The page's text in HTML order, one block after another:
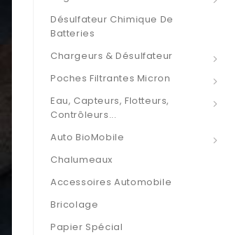
Désulfateur Chimique De
Batteries
Chargeurs & Désulfateur
Poches Filtrantes Micron
Eau, Capteurs, Flotteurs,
Contrôleurs...
Auto BioMobile
Chalumeaux
Accessoires Automobile
Bricolage
Papier Spécial